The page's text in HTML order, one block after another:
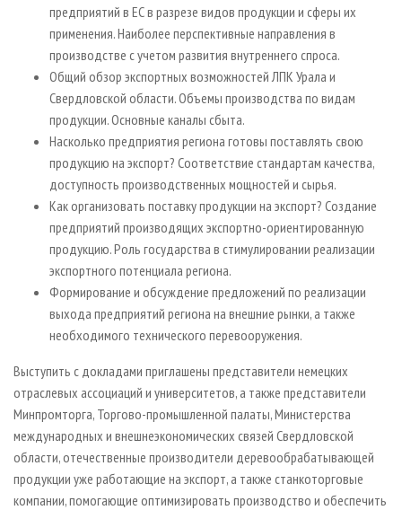
предприятий в ЕС в разрезе видов продукции и сферы их
применения. Наиболее перспективные направления в
производстве с учетом развития внутреннего спроса.
Общий обзор экспортных возможностей ЛПК Урала и
Свердловской области. Объемы производства по видам
продукции. Основные каналы сбыта.
Насколько предприятия региона готовы поставлять свою
продукцию на экспорт? Соответствие стандартам качества,
доступность производственных мощностей и сырья.
Как организовать поставку продукции на экспорт? Создание
предприятий производящих экспортно-ориентированную
продукцию. Роль государства в стимулировании реализации
экспортного потенциала региона.
Формирование и обсуждение предложений по реализации
выхода предприятий региона на внешние рынки, а также
необходимого технического перевооружения.
Выступить с докладами приглашены представители немецких
отраслевых ассоциаций и университетов, а также представители
Минпромторга, Торгово-промышленной палаты, Министерства
международных и внешнеэкономических связей Свердловской
области, отечественные производители деревообрабатывающей
продукции уже работающие на экспорт, а также станкоторговые
компании, помогающие оптимизировать производство и обеспечить